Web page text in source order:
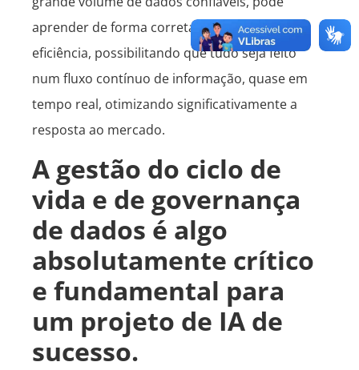
aprender de forma correta e operar com
eficiência, possibilitando que tudo seja feito
num fluxo contínuo de informação, quase em
tempo real, otimizando significativamente a
resposta ao mercado.
A gestão do ciclo de
vida e de governança
de dados é algo
absolutamente crítico
e fundamental para
um projeto de IA de
sucesso.